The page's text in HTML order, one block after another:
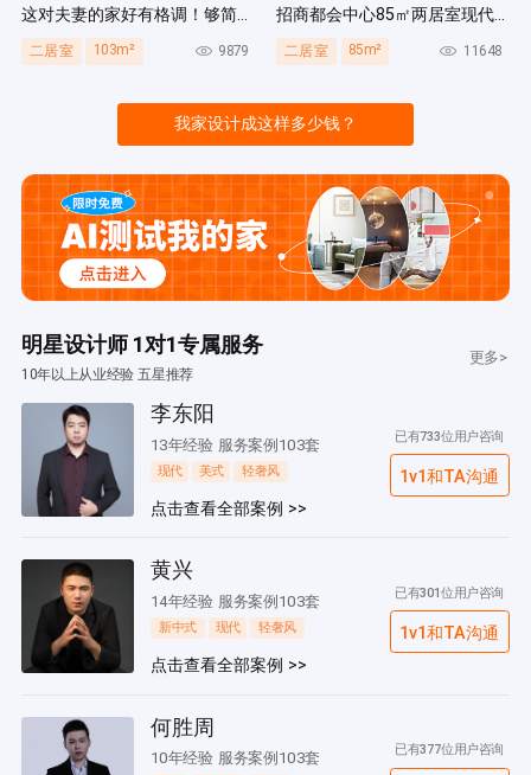
这对夫妻的家好有格调！够简洁还复古，好打扫卫生太贴心~
二居室 103m² 9879
招商都会中心85㎡两居室现代简约风装修案例
二居室 85m² 11648
我家设计成这样多少钱？
明星设计师 1对1专属服务
10年以上从业经验 五星推荐
更多>
李东阳
13年经验 服务案例103套
现代 美式 轻奢风
点击查看全部案例 >>
已有733位用户咨询
1v1和TA沟通
黄兴
14年经验 服务案例103套
新中式 现代 轻奢风
点击查看全部案例 >>
已有301位用户咨询
1v1和TA沟通
何胜周
10年经验 服务案例103套 已有377位用户咨询